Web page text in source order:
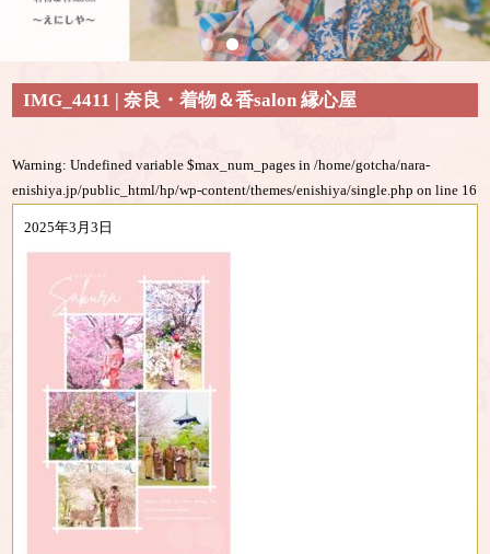
IMG_4411 | 奈良・着物＆香salon 縁心屋
Warning: Undefined variable $max_num_pages in/home/gotcha/nara-
enishiya.jp/public_html/hp/wp-content/themes/enishiya/single.php on line 16
2025年3月3日